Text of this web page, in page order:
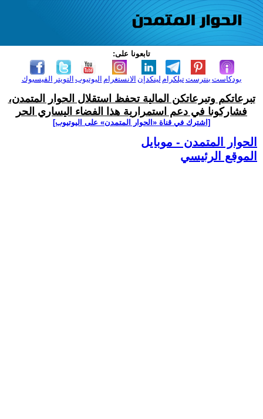
تابعونا على:
الفيسبوك التويتر اليوتيوب الانستغرام لينكدإن تيلكرامبنترست بودكاست
تبرعاتكم وتبرعاتكن المالية تحفظ استقلال الحوار المتمدن،
فشاركونا في دعم استمرارية هذا الفضاء اليساري الحر
[اشترك في قناة ‫«الحوار المتمدن» على اليوتيوب]
الحوار المتمدن - موبايل
الموقع الرئيسي